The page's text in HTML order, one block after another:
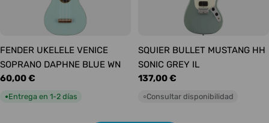
FENDER UKELELE VENICE
SOPRANO DAPHNE BLUE WN
Precio
habitual
60,00 €
●Entrega en 1-2 días
SQUIER BULLET MUSTANG HH
SONIC GREY IL
Precio
habitual
137,00 €
○Consultar disponibilidad